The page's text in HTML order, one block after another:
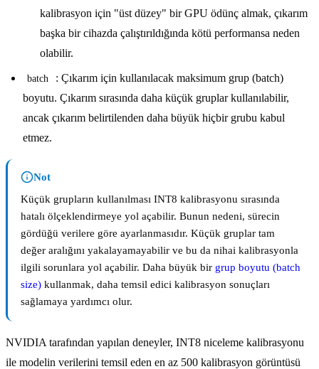
kalibrasyon için "üst düzey" bir GPU ödünç almak, çıkarım
başka bir cihazda çalıştırıldığında kötü performansa neden
olabilir.
batch
: Çıkarım için kullanılacak maksimum grup (batch)
boyutu. Çıkarım sırasında daha küçük gruplar kullanılabilir,
ancak çıkarım belirtilenden daha büyük hiçbir grubu kabul
etmez.
Not
Küçük grupların kullanılması INT8 kalibrasyonu sırasında
hatalı ölçeklendirmeye yol açabilir. Bunun nedeni, sürecin
gördüğü verilere göre ayarlanmasıdır. Küçük gruplar tam
değer aralığını yakalayamayabilir ve bu da nihai kalibrasyonla
ilgili sorunlara yol açabilir. Daha büyük bir grup boyutu (batch
size) kullanmak, daha temsil edici kalibrasyon sonuçları
sağlamaya yardımcı olur.
NVIDIA tarafından yapılan deneyler, INT8 niceleme kalibrasyonu
ile modelin verilerini temsil eden en az 500 kalibrasyon görüntüsü